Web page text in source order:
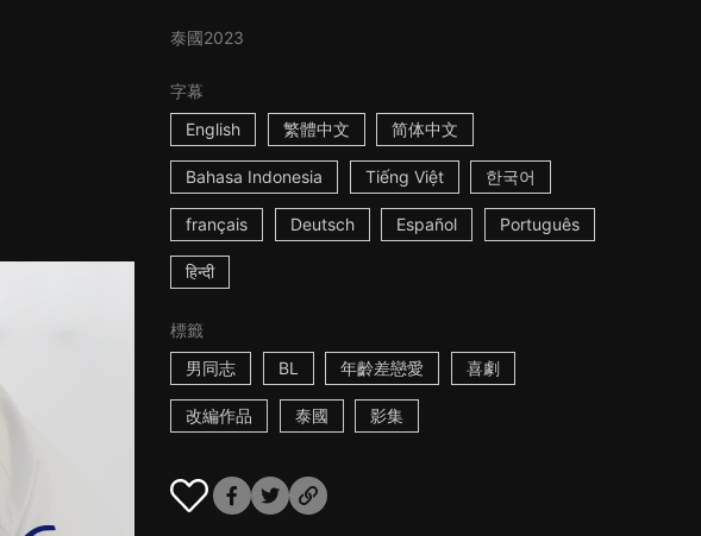
泰國2023
字幕
English
繁體中文 简体中文
Bahasa Indonesia Tiếng Việt 한국어
français Deutsch Español Português
हिन्दी
標籤
男同志
BL 年齡差戀愛 喜劇
改編作品 泰國 影集